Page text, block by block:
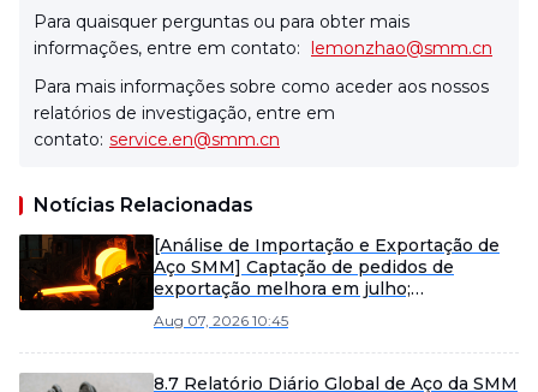
Para quaisquer perguntas ou para obter mais
informações, entre em contato: lemonzhao@smm.cn
Para mais informações sobre como aceder aos nossos
relatórios de investigação, entre em
contato: service.en@smm.cn
Notícias Relacionadas
[Análise de Importação e Exportação de
Aço SMM] Captação de pedidos de
exportação melhora em julho;
agosto?
Aug 07, 2026 10:45
8.7 Relatório Diário Global de Aço da SMM